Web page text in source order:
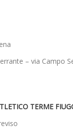
– via Campo
TERME